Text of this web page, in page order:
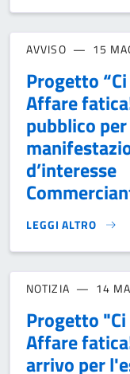
AVVISO 15
Progetto
Affare
pubblico per
d’interesse
LEGGI ALTRO
PROGETTO “CI
NOTIZIA 14
Progetto
Affare
arrivo per